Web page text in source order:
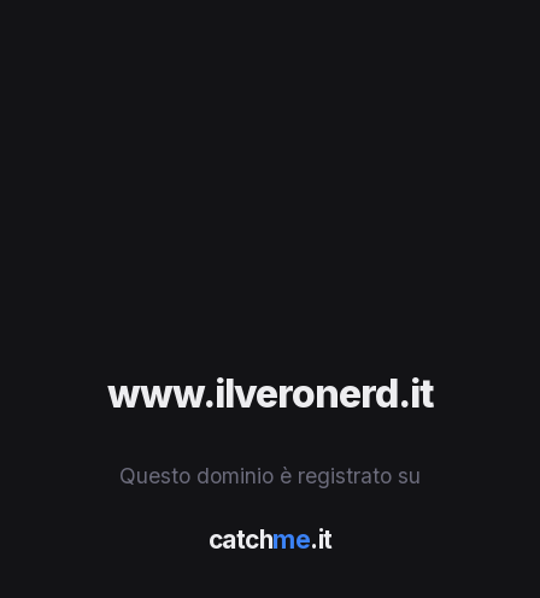
www.ilveronerd.it
Questo dominio è registrato su
catchme.it